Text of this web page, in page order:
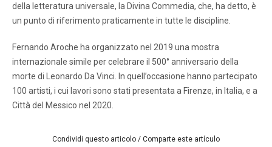
della letteratura universale, la Divina Commedia, che, ha detto, è
un punto di riferimento praticamente in tutte le discipline.
Fernando Aroche ha organizzato nel 2019 una mostra
internazionale simile per celebrare il 500° anniversario della
morte di Leonardo Da Vinci. In quell’occasione hanno partecipato
100 artisti, i cui lavori sono stati presentata a Firenze, in Italia, e a
Città del Messico nel 2020.
Condividi questo articolo / Comparte este artículo